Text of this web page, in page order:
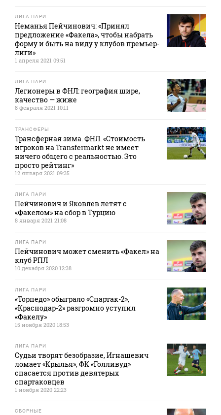
ЛИГА ПАРИ
Неманья Пейчинович: «Принял
предложение «Факела», чтобы набрать
форму и быть на виду у клубов премьер-
лиги»
1 апреля 2021 09:51
ЛИГА ПАРИ
Легионеры в ФНЛ: география шире,
качество — жиже
8 февраля 2021 10:11
ТРАНСФЕРЫ
Трансферная зима. ФНЛ. «Стоимость
игроков на Transfermarkt не имеет
ничего общего с реальностью. Это
просто рейтинг»
12 января 2021 09:35
ЛИГА ПАРИ
Пейчинович и Яковлев летят с
«Факелом» на сбор в Турцию
8 января 2021 21:08
ЛИГА ПАРИ
Пейчинович может сменить «Факел» на
клуб РПЛ
10 декабря 2020 12:38
ЛИГА ПАРИ
«Торпедо» обыграло «Спартак-2»,
«Краснодар-2» разгромно уступил
«Факелу»
15 ноября 2020 18:53
ЛИГА ПАРИ
Судьи творят безобразие, Игнашевич
ломает «Крылья», ФК «Голливуд»
спасается против девятерых
спартаковцев
1 ноября 2020 22:23
СБОРНЫЕ